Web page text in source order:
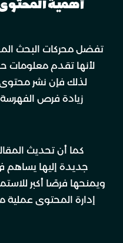
أهمية
تفضل محركات البحث
لأنها تقدم معلومات
لذلك فإن نشر
زيادة فرص
كما أن تحديث
جديدة إليها يساهم
ويمنحها فرصًا أكبر
إدارة المحتوى